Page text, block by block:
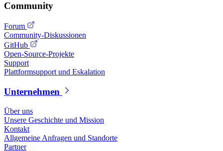
Community
Forum
Community-Diskussionen
GitHub
Open-Source-Projekte
Support
Plattformsupport und Eskalation
Unternehmen
Über uns
Unsere Geschichte und Mission
Kontakt
Allgemeine Anfragen und Standorte
Partner